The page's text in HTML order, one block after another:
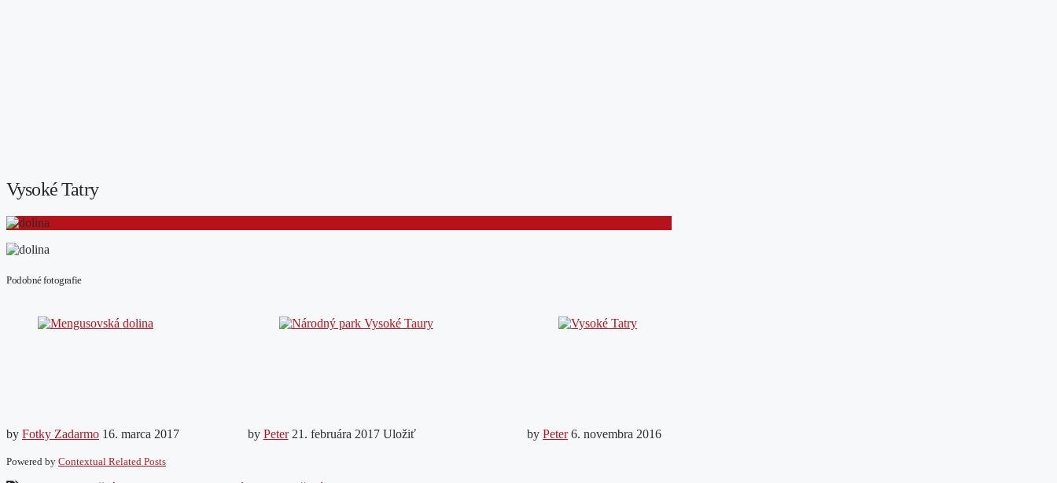
Vysoké Tatry
Podobné fotografie
by Fotky Zadarmo 16. marca 2017 by Peter 21. februára 2017 Uložiť byPeter 6. novembra 2016
Powered by Contextual Related Posts